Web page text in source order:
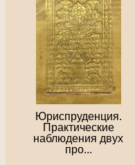
Юриспруденция.
Практические
наблюдения двух
про...